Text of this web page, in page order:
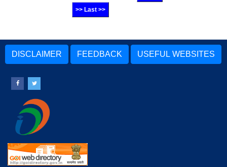
>> Last >>
DISCLAIMER FEEDBACK USEFUL WEBSITES